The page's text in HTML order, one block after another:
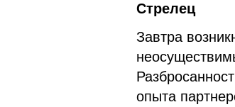
Стрелец
Завтра
опыта